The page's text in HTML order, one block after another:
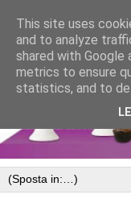
This site uses
and to analyze
shared with Google
metrics to ensure
statistics, and to